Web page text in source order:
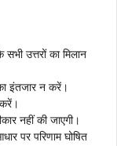
उत्तरों का मिलान
इंतजार न करें।
नहीं की जाएगी।
पर परिणाम घोषित